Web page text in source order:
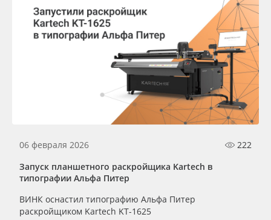
06 февраля 2026
222
Запуск планшетного раскройщика Kartech в
типографии Альфа Питер
ВИНК оснастил типографию Альфа Питер
раскройщиком Kartech KT-1625